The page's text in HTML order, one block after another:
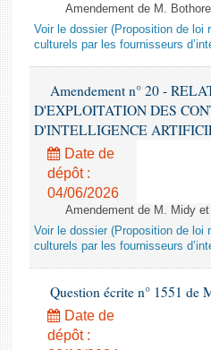
Amendement de M.
Voir le dossier (Proposition de loi
culturels par les fournisseurs
Amendement n° 20 -
D'EXPLOITATION DES
D'INTELLIGENCE
Date de
dépôt :
04/06/2026
Amendement de M. Midy
Voir le dossier (Proposition de loi
culturels par les fournisseurs
Question écrite n° 1551 de
Date de
dépôt :